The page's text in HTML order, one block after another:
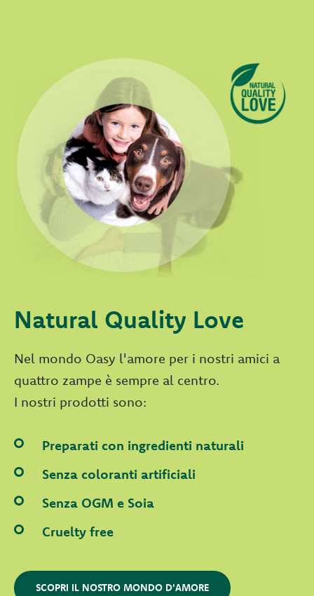
Natural Quality Love
Nel mondo Oasy l'amore per i nostri amici a
quattro zampe è sempre al centro.
I nostri prodotti sono:
Preparati con ingredienti naturali
Senza coloranti artificiali
Senza OGM e Soia
Cruelty free
SCOPRI IL NOSTRO MONDO D'AMORE